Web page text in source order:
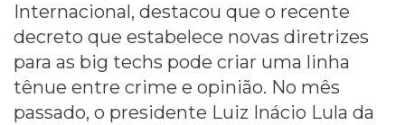
Internacional, destacou que o recente
decreto que estabelece novas diretrizes
para as big techs pode criar uma linha
tênue entre crime e opinião. No mês
passado, o presidente Luiz Inácio Lula da